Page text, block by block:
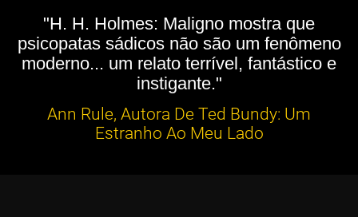
"H. H. Holmes: Maligno mostra que
psicopatas sádicos não são um fenômeno
moderno... um relato terrível, fantástico e
instigante."
Ann Rule, Autora De Ted Bundy: Um
Estranho Ao Meu Lado